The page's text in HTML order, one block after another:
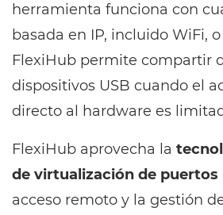
herramienta funciona con
basada en IP, incluido WiFi,
FlexiHub permite compartir
dispositivos USB cuando el
directo al hardware es
FlexiHub aprovecha la
de virtualización de puertos
acceso remoto y la gestión